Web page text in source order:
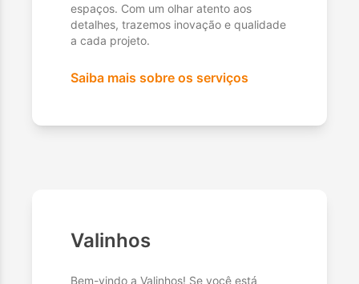
espaços. Com um olhar atento aos
detalhes, trazemos inovação e qualidade
a cada projeto.
Saiba mais sobre os serviços
Valinhos
Bem-vindo a Valinhos! Se você está